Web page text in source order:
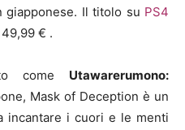
giapponese. Il titolo su PS4
€ .
come Utawarerumono:
Mask of Deception è un
incantare i cuori e le menti